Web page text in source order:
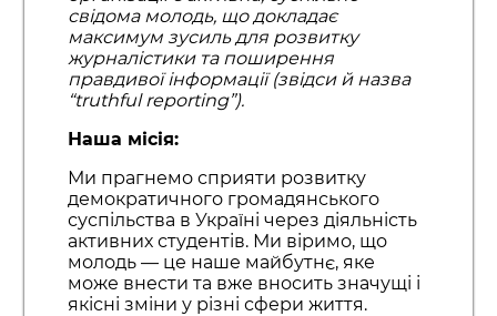
свідома молодь, що докладає
максимум зусиль для розвитку
журналістики та поширення
правдивої інформації (звідси й назва
“truthful reporting”).
Наша місія:
Ми прагнемо сприяти розвитку
демократичного громадянського
суспільства в Україні через діяльність
активних студентів. Ми віримо, що
молодь — це наше майбутнє, яке
може внести та вже вносить значущі і
якісні зміни у різні сфери життя.